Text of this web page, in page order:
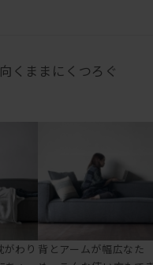
くままにくつろぐ
がわり 背とアームが幅広なた